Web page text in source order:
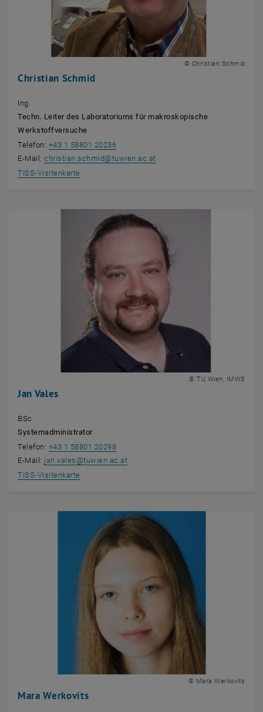
Christian Schmid
© Christian Schmid
Ing.
Techn. Leiter des Laboratoriums für makroskopische
Werkstoffversuche
Telefon: +43 1 58801 20236
E-Mail:christian.schmid@tuwien.ac.at
TISS-Visitenkarte, öffnet eine externe URL in einem neuen Fenster
Jan Vales
© TU Wien, IMWS
BSc
Systemadministrator
Telefon: +43 1 58801 20298
E-Mail: jan.vales @tuwien.ac.at
TISS-Visitenkarte, öffnet eine externe URL in einem neuen Fenster
Mara Werkovits
© Mara Werkovits